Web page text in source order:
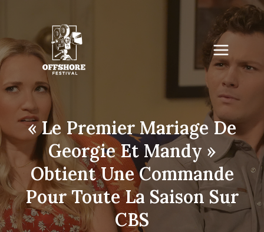
content
« Le Premier Mariage De
Georgie Et Mandy »
Obtient Une Commande
Pour Toute La Saison Sur
CBS